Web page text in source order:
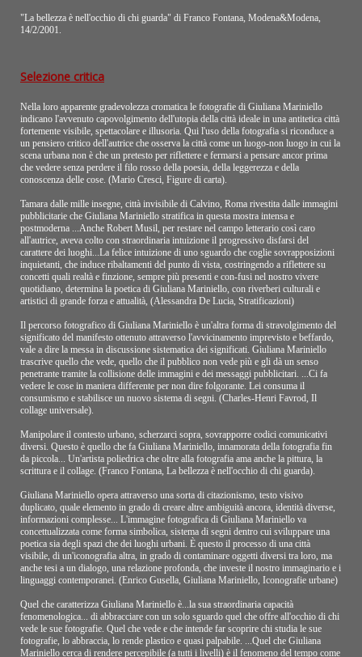
"La bellezza è nell'occhio di chi guarda" di Franco Fontana, Modena&Modena,
14/2/2001.
Selezione critica
Nella loro apparente gradevolezza cromatica le fotografie di Giuliana Mariniello
indicano l'avvenuto capovolgimento dell'utopia della città ideale in una antitetica città
fortemente visibile, spettacolare e illusoria. Qui l'uso della fotografia si riconduce a
un pensiero critico dell'autrice che osserva la città come un luogo-non luogo in cui la
scena urbana non è che un pretesto per riflettere e fermarsi a pensare ancor prima
che vedere senza perdere il filo rosso della poesia, della leggerezza e della
conoscenza delle cose. (Mario Cresci, Figure di carta).
Tamara dalle mille insegne, città invisibile di Calvino, Roma rivestita dalle immagini
pubblicitarie che Giuliana Mariniello stratifica in questa mostra intensa e
postmoderna ...Anche Robert Musil, per restare nel campo letterario così caro
all'autrice, aveva colto con straordinaria intuizione il progressivo disfarsi del
carattere dei luoghi...La felice intuizione di uno sguardo che coglie sovrapposizioni
inquietanti, che induce ribaltamenti del punto di vista, costringendo a riflettere su
concetti quali realtà e finzione, sempre più presenti e con-fusi nel nostro vivere
quotidiano, determina la poetica di Giuliana Mariniello, con riverberi culturali e
artistici di grande forza e attualità, (Alessandra De Lucia, Stratificazioni)
Il percorso fotografico di Giuliana Mariniello è un'altra forma di stravolgimento del
significato del manifesto ottenuto attraverso l'avvicinamento imprevisto e beffardo,
vale a dire la messa in discussione sistematica dei significati. Giuliana Mariniello
trascrive quello che vede, quello che il pubblico non vede più e gli dà un senso
penetrante tramite la collisione delle immagini e dei messaggi pubblicitari. ...Ci fa
vedere le cose in maniera differente per non dire folgorante. Lei consuma il
consumismo e stabilisce un nuovo sistema di segni. (Charles-Henri Favrod, Il
collage universale).
Manipolare il contesto urbano, scherzarci sopra, sovrapporre codici comunicativi
diversi. Questo è quello che fa Giuliana Mariniello, innamorata della fotografia fin
da piccola... Un'artista poliedrica che oltre alla fotografia ama anche la pittura, la
scrittura e il collage. (Franco Fontana, La bellezza è nell'occhio di chi guarda).
Giuliana Mariniello opera attraverso una sorta di citazionismo, testo visivo
duplicato, quale elemento in grado di creare altre ambiguità ancora, identità diverse,
informazioni complesse... L'immagine fotografica di Giuliana Mariniello va
concettualizzata come forma simbolica, sistema di segni dentro cui sviluppare una
poetica sia degli spazi che dei luoghi urbani. È questo il processo di una città
visibile, di un'iconografia altra, in grado di contaminare oggetti diversi tra loro, ma
anche tesi a un dialogo, una relazione profonda, che investe il nostro immaginario e i
linguaggi contemporanei. (Enrico Gusella, Giuliana Mariniello, Iconografie urbane)
Quel che caratterizza Giuliana Mariniello è...la sua straordinaria capacità
fenomenologica... di abbracciare con un solo sguardo quel che offre all'occhio di chi
vede le sue fotografie. Quel che vede e che intende far scoprire chi studia le sue
fotografie, lo abbraccia, lo rende plastico e quasi palpabile. ...Quel che Giuliana
Mariniello cerca di rendere percepibile (a tutti i livelli) è il fenomeno del tempo come